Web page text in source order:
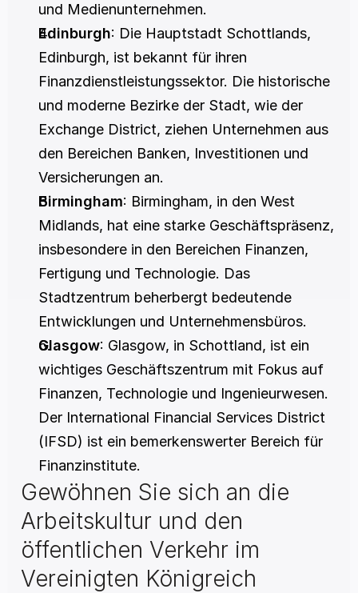
und Medienunternehmen.
Edinburgh: Die Hauptstadt Schottlands,
Edinburgh, ist bekannt für ihren
Finanzdienstleistungssektor. Die historische
und moderne Bezirke der Stadt, wie der
Exchange District, ziehen Unternehmen aus
den Bereichen Banken, Investitionen und
Versicherungen an.
Birmingham: Birmingham, in den West
Midlands, hat eine starke Geschäftspräsenz,
insbesondere in den Bereichen Finanzen,
Fertigung und Technologie. Das
Stadtzentrum beherbergt bedeutende
Entwicklungen und Unternehmensbüros.
Glasgow: Glasgow, in Schottland, ist ein
wichtiges Geschäftszentrum mit Fokus auf
Finanzen, Technologie und Ingenieurwesen.
Der International Financial Services District
(IFSD) ist ein bemerkenswerter Bereich für
Finanzinstitute.
Gewöhnen Sie sich an die
Arbeitskultur und den
öffentlichen Verkehr im
Vereinigten Königreich